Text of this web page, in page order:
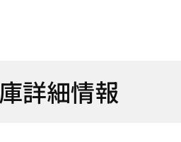
詳細情報